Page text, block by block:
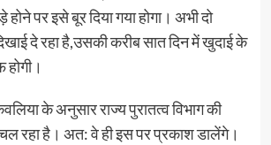
पर इसे बूर दिया गया होगा। अभी दो
दे रहा है,उसकी करीब सात दिन में खुदाई के
होगी।
के अनुसार राज्य पुरातत्व विभाग की
रहा है। अत: वे ही इस पर प्रकाश डालेंगे।